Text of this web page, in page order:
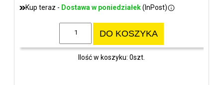
Kup teraz - Dostawa w poniedziałek(InPost)
DO KOSZYKA
Ilość w koszyku: 0szt.